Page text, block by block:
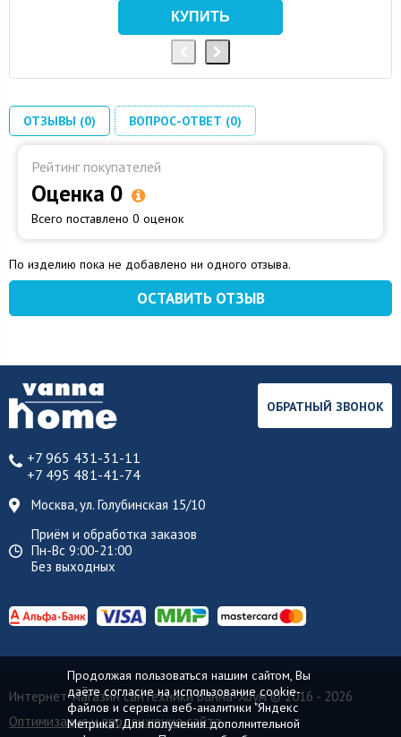
ОТЗЫВЫ (0) ВОПРОС-ОТВЕТ (0)
Рейтинг покупателей
Оценка 0
Всего поставлено 0 оценок
По изделию пока не добавлено ни одного отзыва.
ОСТАВИТЬ ОТЗЫВ
+7 965 431-31-11
+7 495 481-41-74
Москва, ул. Голубинская 15/10
Приём и обработка заказов
Пн-Вс 9:00-21:00
Без выходных
ОБРАТНЫЙ ЗВОНОК
Интернет-магазин сантехники Ванна-Хоум© 2016 - 2026
Оптимизация и продвижение сайта
Продолжая пользоваться нашим сайтом, Вы
даёте согласие на использование cookie-
файлов и сервиса веб-аналитики "Яндекс
Метрика". Для получения дополнительной